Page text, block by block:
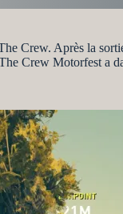
Crew. Après la
Crew Motorfest a